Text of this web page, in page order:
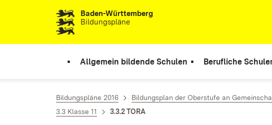
Zum Inhalt springenBaden-Württemberg
Bildungspläne
Allgemein bildende Schulen Berufliche
Bildungspläne 2016 Bildungsplan der Oberstufe an
3.3 Klasse 11
3.3.2 TORA